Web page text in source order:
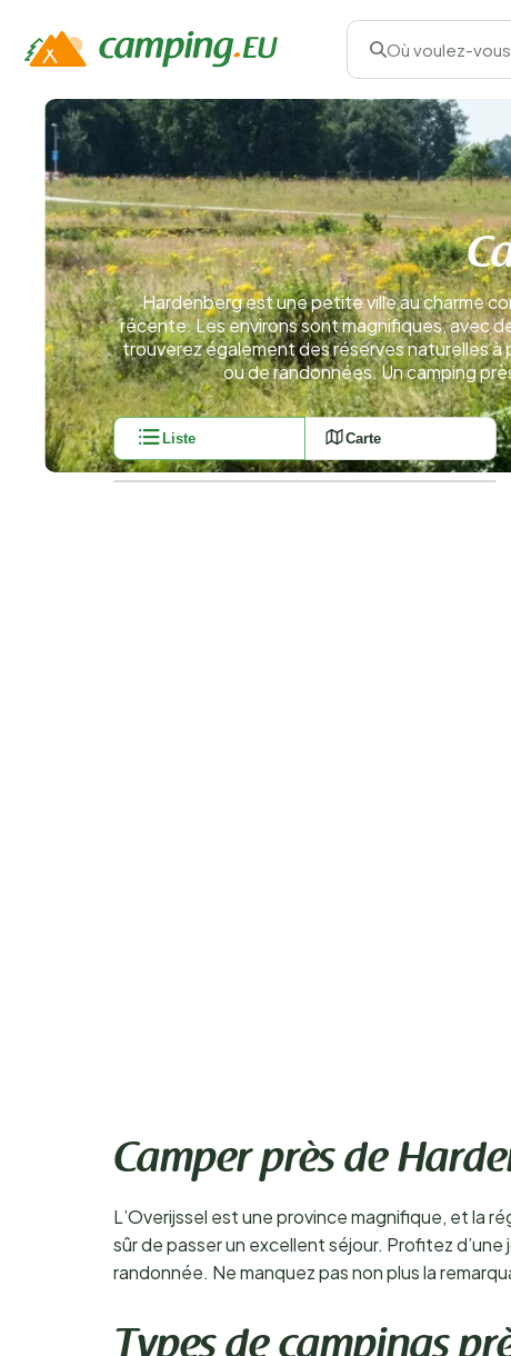
Où voulez-
Hardenberg est une petite ville au charme
récente. Les environs sont magnifiques, avec
trouverez également des réserves naturelles à
ou de randonnées. Un camping
Liste Carte
Camper près de
L’Overijssel est une province magnifique, et la
sûr de passer un excellent séjour. Profitez
randonnée. Ne manquez pas non plus la